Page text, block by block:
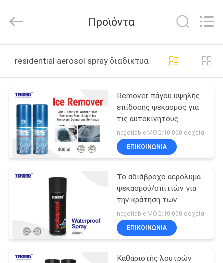
ΠΡΟΪΌΝΤΑ
ΣΧΕΤΙΚΆ
ΜΕ
ΕΜΆΣ
ΕΠΙΣΚΕΨΉ
ΕΡΓΟΣΤΑΣΊΟΥ
ΈΛΕΓΧΟΣ
ΠΟΙΌΤΗΤΑΣ
INDUSTRY
Rights
Προϊόντα
residential aerosol spray διαδικτυακή κατασκευή
Remover πάγου υψηλής
επίδοσης ψεκασμός για
τις αυτοκίνητους
λεπίδες/τους
προβολείς/τους
καθρέφτες ψηκτρών
negotiable MOQ:10.000 δοχεία
ΕΠΙΚΟΙΝΩΝΊΑ
Το αδιάβροχο αερόλυμα
ψεκασμού/σπιτιών για
την κράτηση των
στοιχείων ποτίζει την
απωθητική ουσία και το
λεκέ ανθεκτικούς
negotiable MOQ:10.000 δοχεία
ΕΠΙΚΟΙΝΩΝΊΑ
Καθαριστής λουτρών